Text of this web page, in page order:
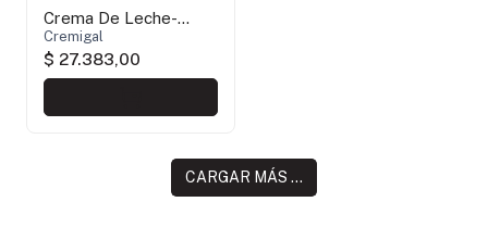
Crema De Leche-
Cremigal
Cremigal
$ 27.383,00
CARGAR MÁS ...